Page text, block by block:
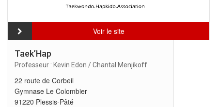
Voir le site
Taek’Hap
Professeur : Kevin Edon / Chantal Menjikoff
22 route de Corbeil
Gymnase Le Colombier
91220 Plessis-Pâté